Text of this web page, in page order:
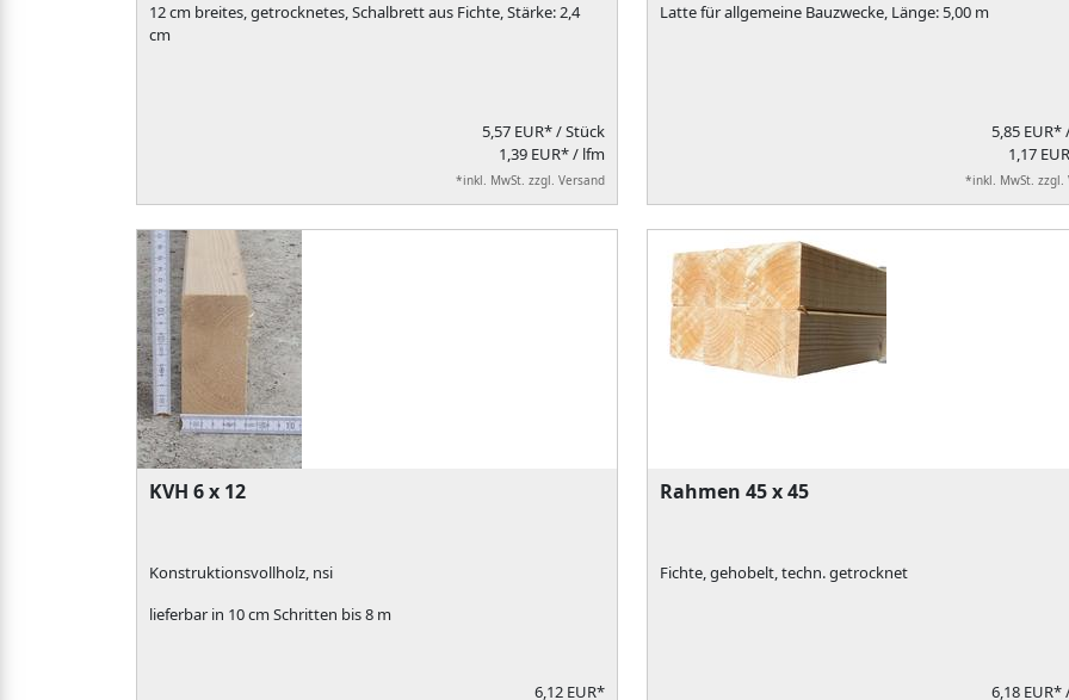
12 cm breites, getrocknetes, Schalbrett aus Fichte, Stärke: 2,4
cm
5,57 EUR*/ Stück
1,39 EUR* / lfm
*inkl. MwSt. zzgl. Versand
Latte für allgemeine Bauzwecke, Länge: 5,00 m
5,85 EUR*
1,17
*inkl. MwSt. zzgl.
KVH 6 x 12
Konstruktionsvollholz, nsi
lieferbar in 10 cm Schritten bis 8 m
6,12 EUR*
Rahmen 45 x 45
Fichte, gehobelt, techn. getrocknet
6,18 EUR*